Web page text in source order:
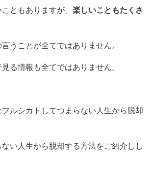
ともありますが、 楽しいこともたくさ
うことが全てではありません。
る情報も全てではありません。
ルシカトしてつまらない人生から脱却
い人生から脱却する方法をご紹介しし